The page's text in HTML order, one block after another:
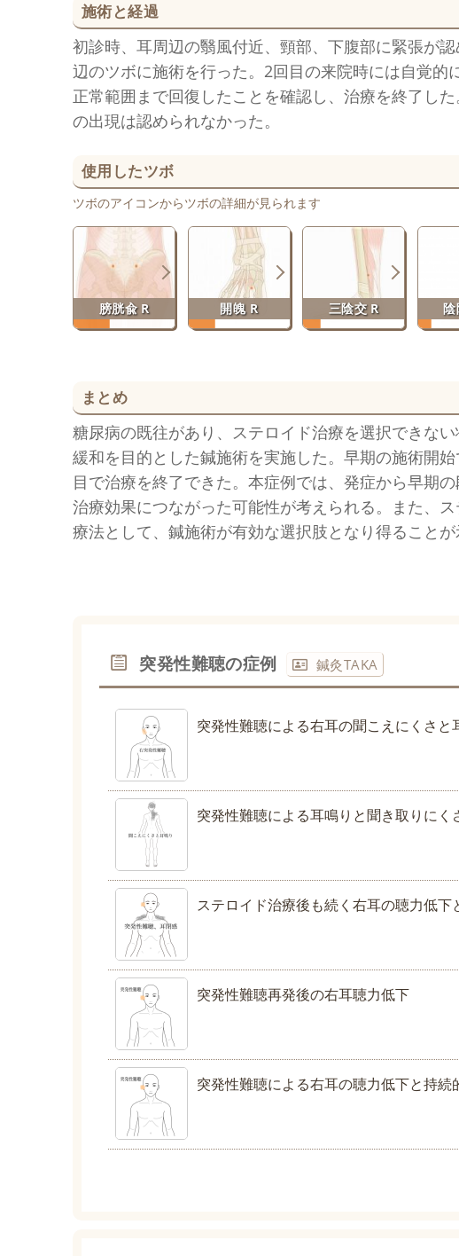
施術と経過
初診時、耳周辺の翳風付近、頸部、下腹部に緊張が
辺のツボに施術を行った。2回目の来院時には自覚
正常範囲まで回復したことを確認し、治療を終了し
の出現は認められなかった。
使用したツボ
ツボのアイコンからツボの詳細が見られます
膀胱兪 R 開魄 R 三陰交 R
まとめ
糖尿病の既往があり、ステロイド治療を選択できな
緩和を目的とした鍼施術を実施した。早期の施術開
目で治療を終了できた。本症例では、発症から早期
治療効果につながった可能性が考えられる。また、
療法として、鍼施術が有効な選択肢となり得ることが
突発性難聴の症例 鍼灸TAKA
突発性難聴による右耳の聞こえにくさと
突発性難聴による耳鳴りと聞き取りにく
ステロイド治療後も続く右耳の聴力低下
突発性難聴再発後の右耳聴力低下
突発性難聴による右耳の聴力低下と持続